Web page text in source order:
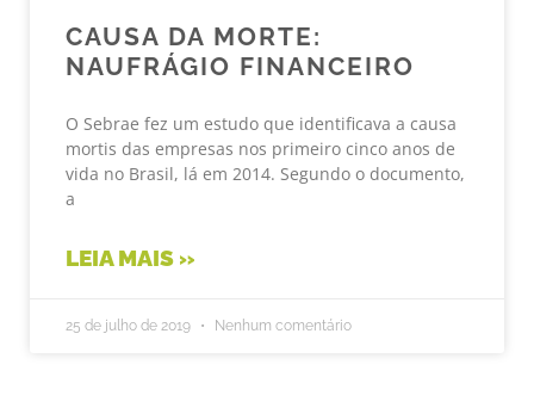
CAUSA DA MORTE:
NAUFRÁGIO FINANCEIRO
O Sebrae fez um estudo que identificava a causa
mortis das empresas nos primeiro cinco anos de
vida no Brasil, lá em 2014. Segundo o documento,
a
LEIA MAIS »
25 de julho de 2019 Nenhum comentário